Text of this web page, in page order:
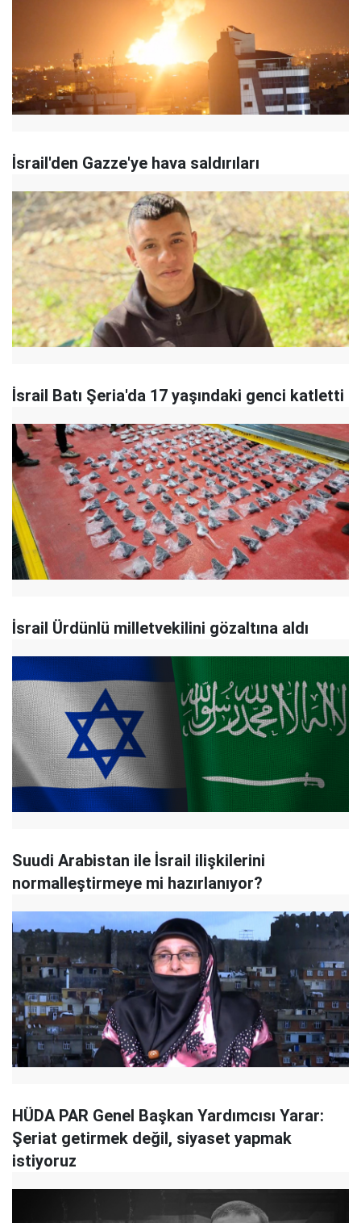
İsrail'den Gazze'ye hava saldırıları
İsrail Batı Şeria'da 17 yaşındaki genci katletti
İsrail Ürdünlü milletvekilini gözaltına aldı
Suudi Arabistan ile İsrail ilişkilerini
normalleştirmeye mi hazırlanıyor?
HÜDA PAR Genel Başkan Yardımcısı Yarar:
Şeriat getirmek değil, siyaset yapmak
istiyoruz